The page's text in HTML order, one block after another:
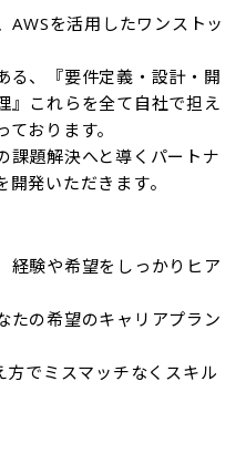
AWSを活用したワンストッ
る、『要件定義・設計・開
』これらを全て自社で担え
おります。
課題解決へと導くパートナ
発いただきます。
経験や希望をしっかりヒア
たの希望のキャリアプラン
でミスマッチなくスキル